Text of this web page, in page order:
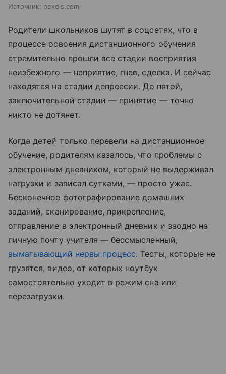
Источник: pexels.com
Родители школьников шутят в соцсетях, что в
процессе освоения дистанционного обучения
стремительно прошли все стадии восприятия
неизбежного — неприятие, гнев, сделка. И сейчас
находятся на стадии депрессии. До пятой,
заключительной стадии — принятие — точно
никто не дотянет.
Когда детей только перевели на дистанционное
обучение, родителям казалось, что проблемы с
электронным дневником, который не выдерживал
нагрузки и зависал сутками, — просто ужас.
Бесконечное фотографирование домашних
заданий, сканирование, прикрепление,
отправление в электронный дневник и заодно на
личную почту учителя — бессмысленный,
выматывающий нервы процесс. Тесты, которые не
грузятся, видео, от которых ноутбук
самостоятельно уходит в режим сна или
перезагрузки.